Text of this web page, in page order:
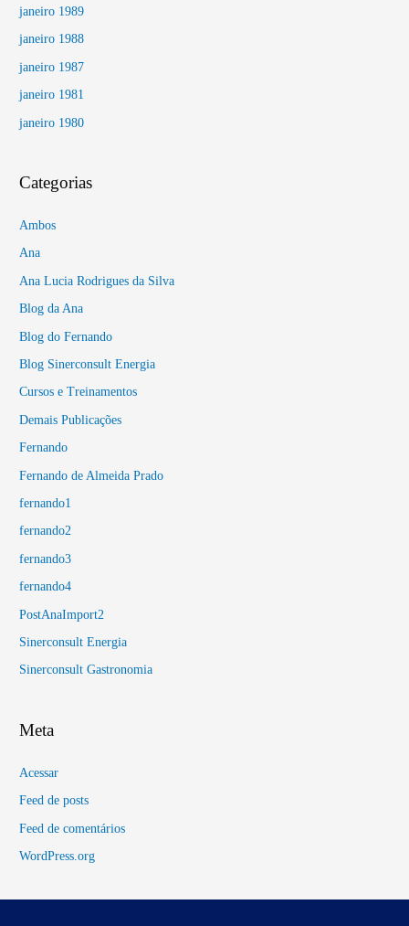
janeiro 1989
janeiro 1988
janeiro 1987
janeiro 1981
janeiro 1980
Categorias
Ambos
Ana
Ana Lucia Rodrigues da Silva
Blog da Ana
Blog do Fernando
Blog Sinerconsult Energia
Cursos e Treinamentos
Demais Publicações
Fernando
Fernando de Almeida Prado
fernando1
fernando2
fernando3
fernando4
PostAnaImport2
Sinerconsult Energia
Sinerconsult Gastronomia
Meta
Acessar
Feed de posts
Feed de comentários
WordPress.org